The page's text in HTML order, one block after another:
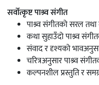
सर्वोत्कृष्ट पाश्र्व संगीत
पाश्र्व संगीतको सरल
कथा सुहाउँदो पाश्र्व
संवाद र दृश्यको
चरित्रअनुसार पाश्र्व
कल्पनशील प्रस्तुति र